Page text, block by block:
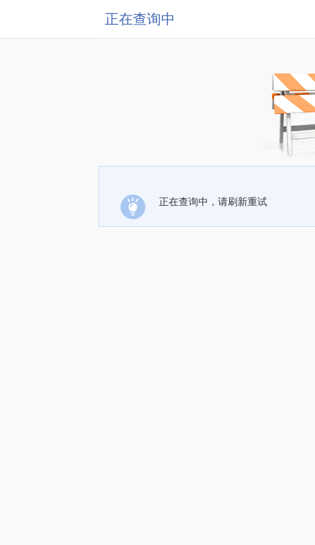
正在查询中
正在查询中，请刷新重试